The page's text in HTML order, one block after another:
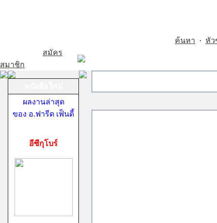
ค้นหา · หัว
สมัคร
สมาชิก
ผลงานล่าสุด
ของ อ.ฟารีด เฟ็นดี้
อีซีกุโบร์